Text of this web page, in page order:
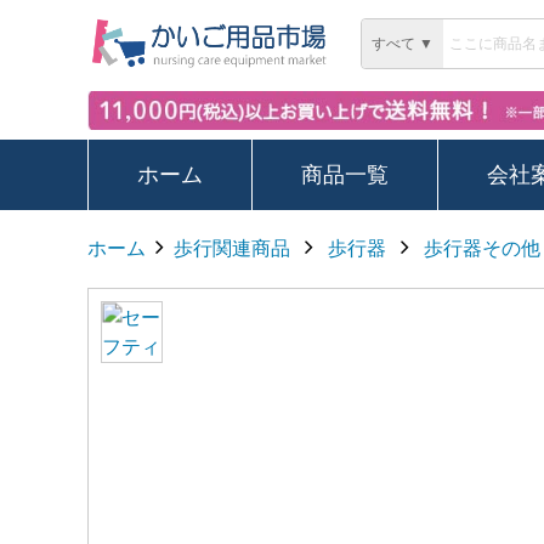
すべて ▼
ホーム 商品一覧 会社
ホーム 歩行関連商品 歩行器 歩行器その他